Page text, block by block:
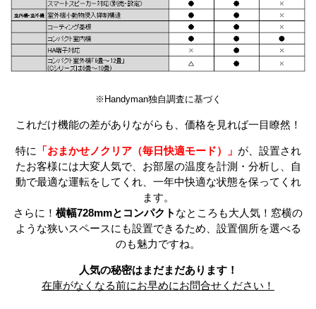
※Handyman独自調査に基づく
これだけ機能の差がありながらも、価格を見れば一目瞭然！
特に 「おまかせノクリア（毎日快適モード）」 が、設置され
たお客様には大変人気で、お部屋の温度を計測・分析し、自
動で最適な運転をしてくれ、一年中快適な状態を保ってくれ
ます。
さらに！ 横幅728mmとコンパクト なところも大人気！窓横の
ような狭いスペースにも設置できるため、設置個所を選べる
のも魅力ですね。
人気の秘密はまだまだあります！
在庫がなくなる前にお早めにお問合せください！